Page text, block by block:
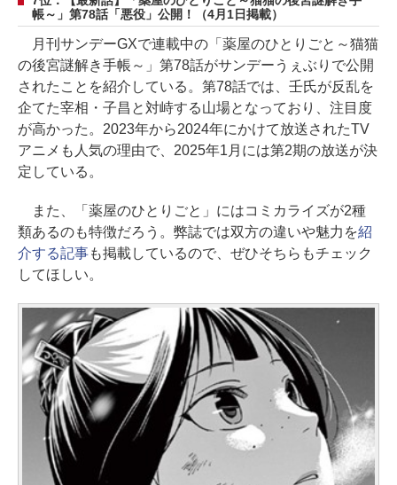
帳～」第78話「悪役」公開！（4月1日掲載）
月刊サンデーGXで連載中の「薬屋のひとりごと～猫猫
の後宮謎解き手帳～」第78話がサンデーうぇぶりで公開
されたことを紹介している。第78話では、壬氏が反乱を
企てた宰相・子昌と対峙する山場となっており、注目度
が高かった。2023年から2024年にかけて放送されたTV
アニメも人気の理由で、2025年1月には第2期の放送が決
定している。
また、「薬屋のひとりごと」にはコミカライズが2種
類あるのも特徴だろう。弊誌では双方の違いや魅力を紹
介する記事も掲載しているので、ぜひそちらもチェック
してほしい。